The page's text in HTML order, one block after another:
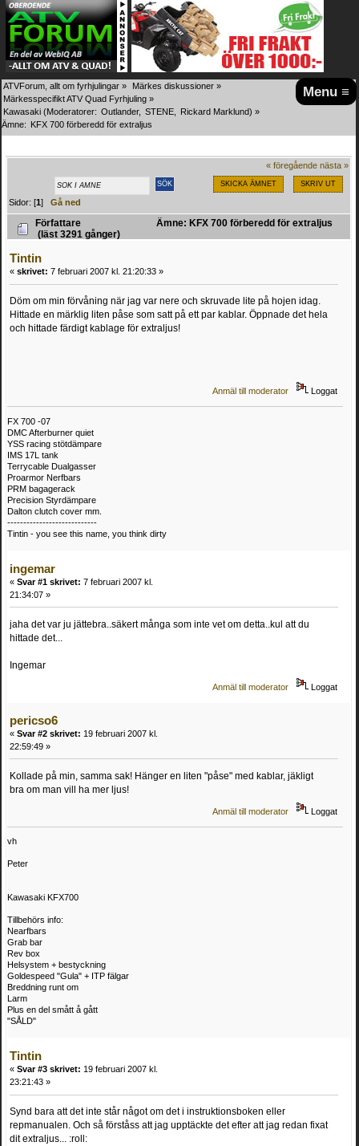
Menu ≡
ATVForum, allt om fyrhjulingar » Märkes diskussioner »
Märkesspecifikt ATV Quad Fyrhjuling »
Kawasaki (Moderatorer: Outlander, STENE Rickard Marklund) »
Ämne: KFX 700 förberedd för extraljus
« föregående nästa »
SKICKA ÄMNET SKRIV UT
Sidor: [1]Gå ned
Författare
Ämne: KFX 700 förberedd för extraljus
(läst 3291 gånger)
Tintin
« skrivet: 7 februari 2007 kl. 21:20:33 »
Döm om min förvåning när jag var nere och skruvade lite på hojen idag.
Hittade en märklig liten påse som satt på ett par kablar. Öppnade det hela
och hittade färdigt kablage för extraljus!
Anmäl till moderator Loggat
FX 700 -07
DMC Afterburner quiet
YSS racing stötdämpare
IMS 17L tank
Terrycable Dualgasser
Proarmor Nerfbars
PRM bagagerack
Precision Styrdämpare
Dalton clutch cover mm.
----------------------------
Tintin - you see this name, you think dirty
ingemar
« Svar #1 skrivet: 7 februari 2007 kl.
21:34:07 »
jaha det var ju jättebra..säkert många som inte vet om detta..kul att du
hittade det...
Ingemar
Anmäl till moderator Loggat
pericso6
« Svar #2 skrivet: 19 februari 2007 kl.
22:59:49 »
Kollade på min, samma sak! Hänger en liten "påse" med kablar, jäkligt
bra om man vill ha mer ljus!
Anmäl till moderator Loggat
vh
Peter
Kawasaki KFX700
Tillbehörs info:
Nearfbars
Grab bar
Rev box
Helsystem + bestyckning
Goldespeed "Gula" + ITP fälgar
Breddning runt om
Larm
Plus en del smått å gått
"SÅLD"
Tintin
« Svar #3 skrivet: 19 februari 2007 kl.
23:21:43 »
Synd bara att det inte står något om det i instruktionsboken eller
repmanualen. Och så förståss att jag upptäckte det efter att jag redan fixat
dit extraljus... :roll: